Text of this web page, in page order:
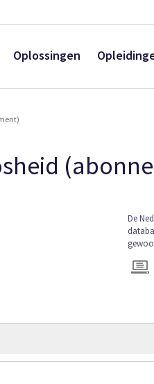
Oplossingen
Ga
naar
het
begin
van
De